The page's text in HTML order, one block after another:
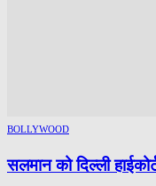
BOLLYWOOD
सलमान को दिल्ली